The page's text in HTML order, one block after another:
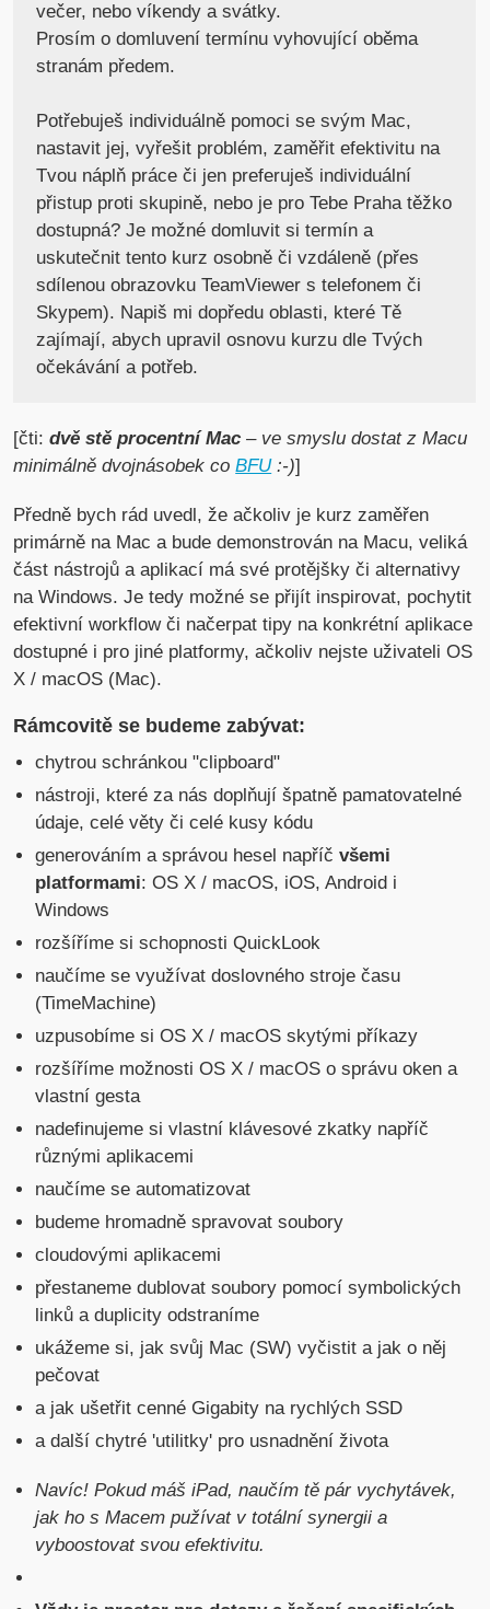
večer, nebo víkendy a svátky.
Prosím o domluvení termínu vyhovující oběma
stranám předem.
Potřebuješ individuálně pomoci se svým Mac,
nastavit jej, vyřešit problém, zaměřit efektivitu na
Tvou náplň práce či jen preferuješ individuální
přistup proti skupině, nebo je pro Tebe Praha těžko
dostupná? Je možné domluvit si termín a
uskutečnit tento kurz osobně či vzdáleně (přes
sdílenou obrazovku TeamViewer s telefonem či
Skypem). Napiš mi dopředu oblasti, které Tě
zajímají, abych upravil osnovu kurzu dle Tvých
očekávání a potřeb.
[čti:dvě stě procentní Mac – ve smyslu dostat z Macu
minimálně dvojnásobek coBFU:-)]
Předně bych rád uvedl, že ačkoliv je kurz zaměřen
primárně na Mac a bude demonstrován na Macu, veliká
část nástrojů a aplikací má své protějšky či alternativy
na Windows. Je tedy možné se přijít inspirovat, pochytit
efektivní workflow či načerpat tipy na konkrétní aplikace
dostupné i pro jiné platformy, ačkoliv nejste uživateli OS
X / macOS (Mac).
Rámcovitě se budeme zabývat:
chytrou schránkou "clipboard"
nástroji, které za nás doplňují špatně pamatovatelné
údaje, celé věty či celé kusy kódu
generováním a správou hesel napříčvšemi
platformami: OS X / macOS, iOS, Android i
Windows
rozšíříme si schopnosti QuickLook
naučíme se využívat doslovného stroje času
(TimeMachine)
uzpusobíme si OS X / macOS skytými příkazy
rozšíříme možnosti OS X / macOS o správu oken a
vlastní gesta
nadefinujeme si vlastní klávesové zkatky napříč
různými aplikacemi
naučíme se automatizovat
budeme hromadně spravovat soubory
cloudovými aplikacemi
přestaneme dublovat soubory pomocí symbolických
linků a duplicity odstraníme
ukážeme si, jak svůj Mac (SW) vyčistit a jak o něj
pečovat
a jak ušetřit cenné Gigabity na rychlých SSD
a další chytré 'utilitky' pro usnadnění života
Navíc! Pokud máš iPad, naučím tě pár vychytávek,
jak ho s Macem pužívat v totální synergii a
vyboostovat svou efektivitu.